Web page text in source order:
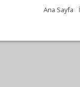
Ana Sayfa